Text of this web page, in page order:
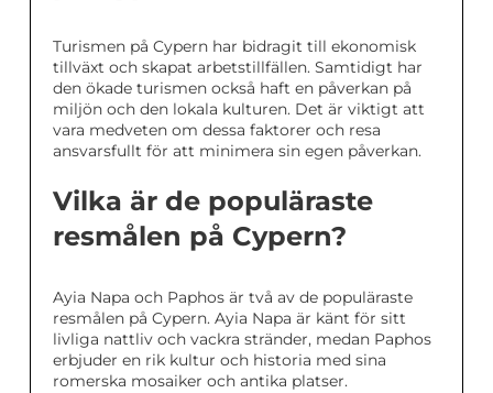
Turismen på Cypern har bidragit till ekonomisk
tillväxt och skapat arbetstillfällen. Samtidigt har
den ökade turismen också haft en påverkan på
miljön och den lokala kulturen. Det är viktigt att
vara medveten om dessa faktorer och resa
ansvarsfullt för att minimera sin egen påverkan.
Vilka är de populäraste
resmålen på Cypern?
Ayia Napa och Paphos är två av de populäraste
resmålen på Cypern. Ayia Napa är känt för sitt
livliga nattliv och vackra stränder, medan Paphos
erbjuder en rik kultur och historia med sina
romerska mosaiker och antika platser.